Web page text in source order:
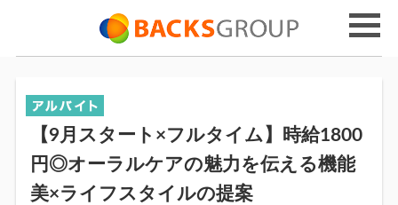
【9月スタート×フルタイム】時給1800
円◎オーラルケアの魅力を伝える機能
美×ライフスタイルの提案